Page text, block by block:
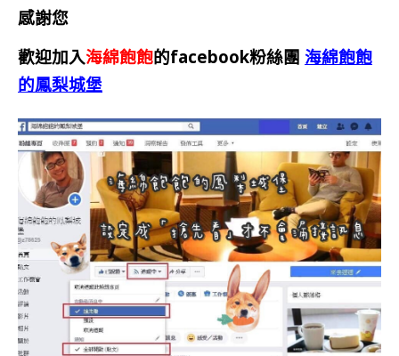
感謝您
歡迎加入海綿飽飽的facebook粉絲團 海綿飽飽
的鳳梨城堡